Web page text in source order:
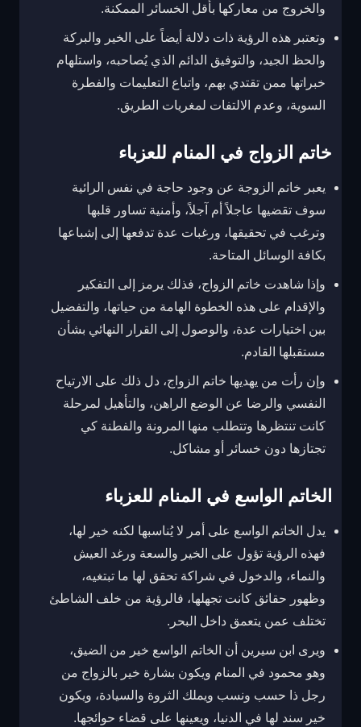
والخروج من معاركها بأقل الخسائر الممكنة.
وتعتبر هذه الرؤية ذات دلالة أيضاً على الخير والبركة
والحظ الجيد، والتوفيق الدائم الذي يُصاحبه، واستلهام
خبراتها ممن تقتدي بهم، واتباع التعليمات والفطرة
السوية، وعدم الالتفات لمغريات الطريق.
خاتم الزواج في المنام للعزباء
يعبر خاتم الزوجة عن وجود حاجة في نفس الرائية
سوف تقضيها عاجلاً أم آجلاً، وأمنية تساور قلبها
وترغب في تحقيقها، ورغبات عدة تدفعها إلى إشباعها
بكافة الوسائل المتاحة.
وإذا شاهدت خاتم الزواج، فذلك يرمز إلى التفكير
والإقدام على هذه الخطوة الهامة من حياتها، والتفضيل
بين اختيارات عدة، والوصول إلى القرار النهائي بشأن
مستقبلها القادم.
وإن رأت من يهديها خاتم الزواج، دل ذلك على الارتياح
النفسي والرضا عن الوضع الراهن، والتأهيل لمرحلة
كانت تنتظرها وتتطلب منها المرونة والفطنة كي
تجتازها دون خسائر أو مشاكل.
الخاتم الواسع في المنام للعزباء
يدل الخاتم الواسع على أمر لا يُناسبها لكنه خير لها،
فهذه الرؤية تؤول على الخير والسعة ورغد العيش
والنماء، والدخول في شراكة تحقق لها ما تبتغيه،
وظهور حقائق كانت تجهلها، فالرؤية من خلف الشاطئ
تختلف عمن يتعمق داخل البحر.
ويرى ابن سيرين أن الخاتم الواسع خير من الضيق،
وهو محمود في المنام ويكون بشارة خير بالزواج من
رجل ذا حسب ونسب ويملك الثروة والسيادة، ويكون
خير سند لها في الدنيا، ويعينها على قضاء حوائجها.